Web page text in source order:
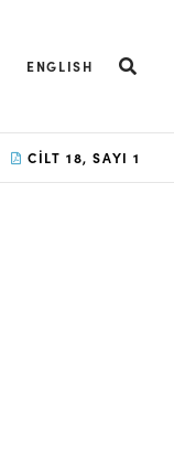
ENGLISH
CILT 18, SAYI 1